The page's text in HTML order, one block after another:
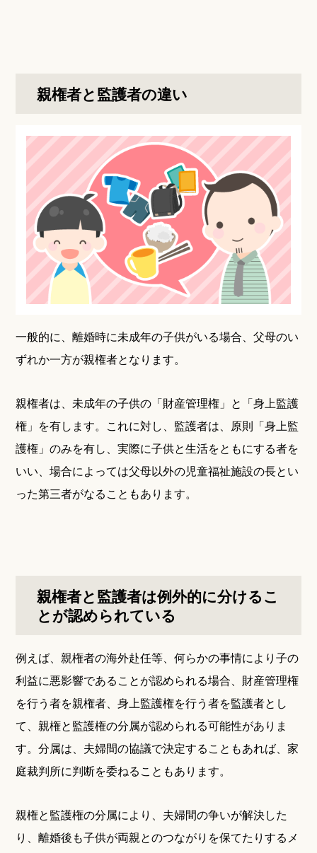
親権者と監護者の違い
一般的に、離婚時に未成年の子供がいる場合、父母のい
ずれか一方が親権者となります。
親権者は、未成年の子供の「財産管理権」と「身上監護
権」を有します。これに対し、監護者は、原則「身上監
護権」のみを有し、実際に子供と生活をともにする者を
いい、場合によっては父母以外の児童福祉施設の長とい
った第三者がなることもあります。
親権者と監護者は例外的に分けるこ
とが認められている
例えば、親権者の海外赴任等、何らかの事情により子の
利益に悪影響であることが認められる場合、財産管理権
を行う者を親権者、身上監護権を行う者を監護者とし
て、親権と監護権の分属が認められる可能性がありま
す。分属は、夫婦間の協議で決定することもあれば、家
庭裁判所に判断を委ねることもあります。
親権と監護権の分属により、夫婦間の争いが解決した
り、離婚後も子供が両親とのつながりを保てたりするメ